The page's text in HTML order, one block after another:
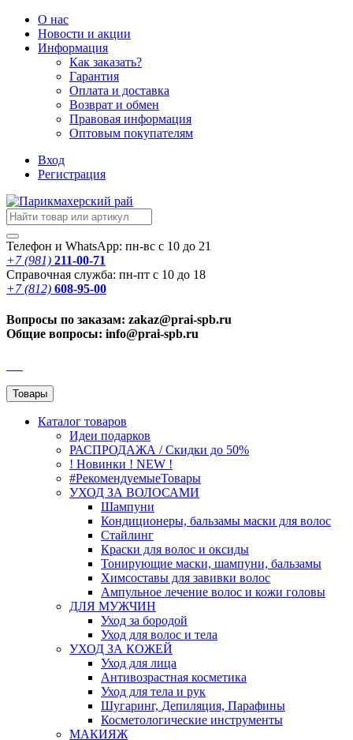
О нас
Новости и акции
Информация
Как заказать?
Гарантия
Оплата и доставка
Возврат и обмен
Правовая информация
Оптовым покупателям
Вход
Регистрация
Телефон и WhatsApp: пн-вс с 10 до 21
+7 (981) 211-00-71
Справочная служба: пн-пт с 10 до 18
+7 (812) 608-95-00
Вопросы по заказам: zakaz@prai-spb.ru
Общие вопросы: info@prai-spb.ru
Товары
Каталог товаров
Идеи подарков
РАСПРОДАЖА / Скидки до 50%
! Новинки ! NEW !
#РекомендуемыеТовары
УХОД ЗА ВОЛОСАМИ
Шампуни
Кондиционеры, бальзамы маски для волос
Стайлинг
Краски для волос и оксиды
Тонирующие маски, шампуни, бальзамы
Химсоставы для завивки волос
Ампульное лечение волос и кожи головы
ДЛЯ МУЖЧИН
Уход за бородой
Уход для волос и тела
УХОД ЗА КОЖЕЙ
Уход для лица
Антивозрастная косметика
Уход для тела и рук
Шугаринг, Депиляция, Парафины
Косметологические инструменты
МАКИЯЖ